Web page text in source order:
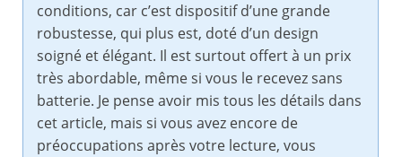
conditions, car c’est dispositif d’une grande
robustesse, qui plus est, doté d’un design
soigné et élégant. Il est surtout offert à un prix
très abordable, même si vous le recevez sans
batterie. Je pense avoir mis tous les détails dans
cet article, mais si vous avez encore de
préoccupations après votre lecture, vous